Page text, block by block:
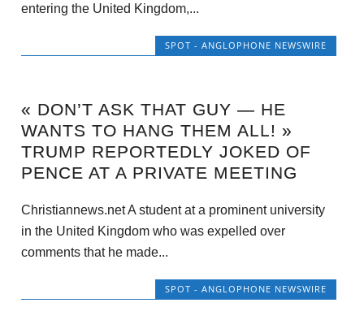
entering the United Kingdom,...
SPOT - ANGLOPHONE NEWSWIRE
« DON’T ASK THAT GUY — HE
WANTS TO HANG THEM ALL! »
TRUMP REPORTEDLY JOKED OF
PENCE AT A PRIVATE MEETING
Christiannews.net A student at a prominent university
in the United Kingdom who was expelled over
comments that he made...
SPOT - ANGLOPHONE NEWSWIRE